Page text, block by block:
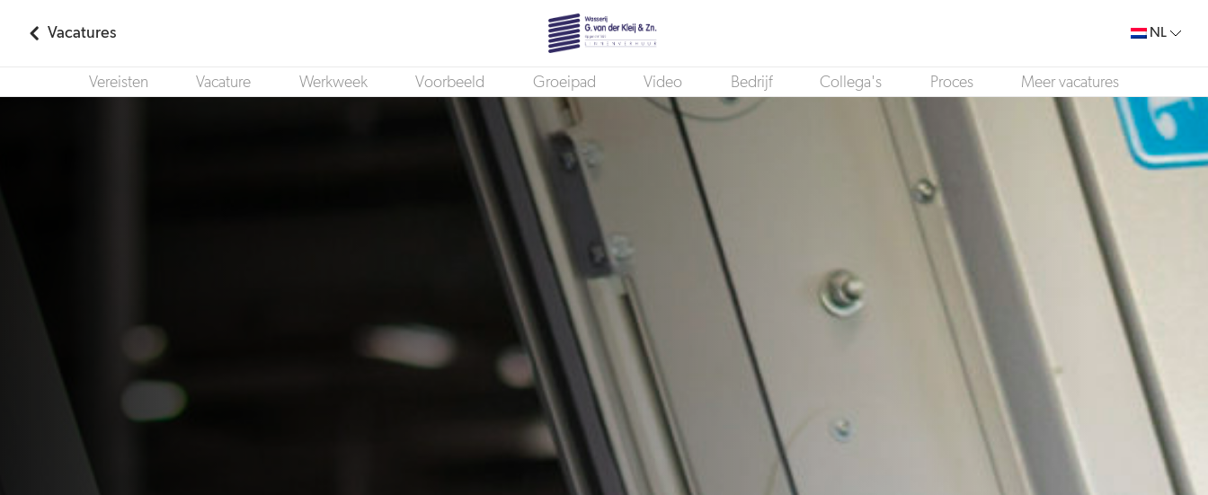
Vacatures
Productiemedewerker
NL
Vereisten Vacature Werkweek Voorbeeld Groeipad Video Bedrijf Collega's Proces Meer vacatures